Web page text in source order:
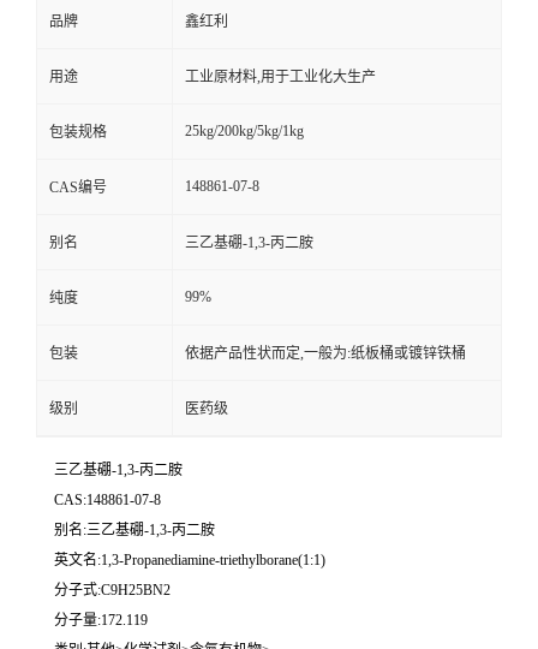
品牌 鑫红利
用途 工业原材料,用于工业化大生产
包装规格 25kg/200kg/5kg/1kg
CAS编号 148861-07-8
别名 三乙基硼-1,3-丙二胺
纯度 99%
包装 依据产品性状而定,一般为:纸板桶或镀锌铁桶
级别 医药级
三乙基硼-1,3-丙二胺
CAS:148861-07-8
别名:三乙基硼-1,3-丙二胺
英文名:1,3-Propanediamine-triethylborane(1:1)
分子式:C9H25BN2
分子量:172.119